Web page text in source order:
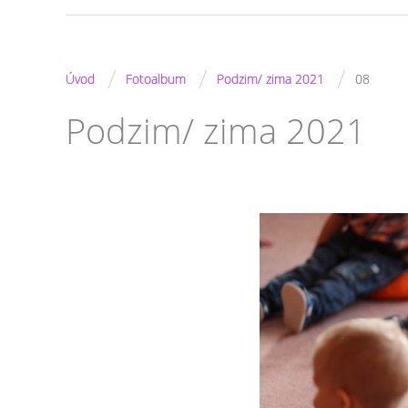
Úvod / Fotoalbum / Podzim/ zima 2021 / 08
Podzim/ zima 2021